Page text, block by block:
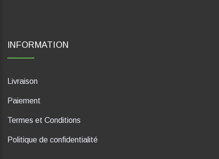
INFORMATION
Livraison
Paiement
Termes et Conditions
Politique de confidentialité